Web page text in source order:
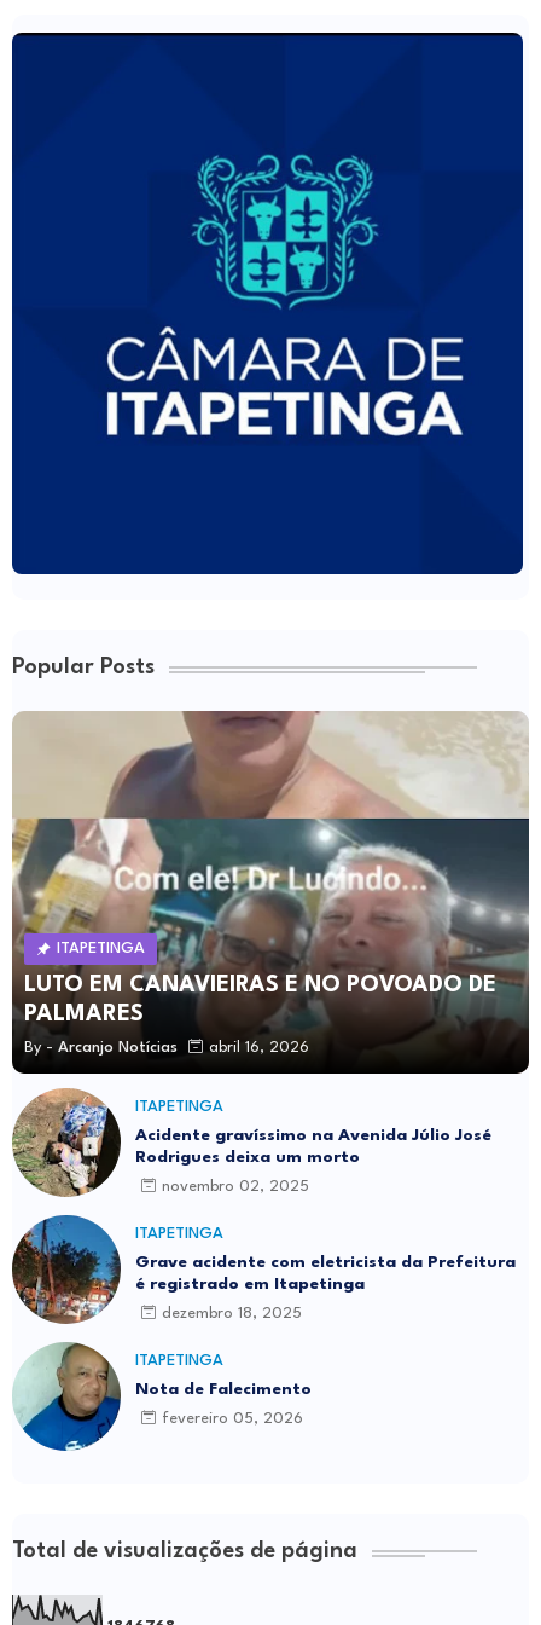
Popular Posts
ITAPETINGA
LUTO EM CANAVIEIRAS E NO POVOADO DE
PALMARES
By - Arcanjo Notícias abril 16, 2026
ITAPETINGA
Acidente gravíssimo na Avenida Júlio José
Rodrigues deixa um morto
novembro 02, 2025
ITAPETINGA
Grave acidente com eletricista da Prefeitura
é registrado em Itapetinga
dezembro 18, 2025
ITAPETINGA
Nota de Falecimento
fevereiro 05, 2026
Total de visualizações de página